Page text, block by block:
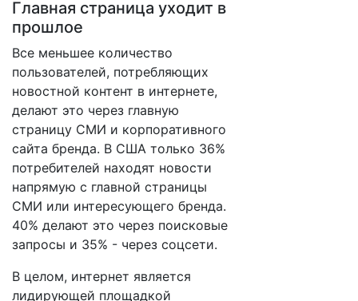
Главная страница уходит в
прошлое
Все меньшее количество
пользователей, потребляющих
новостной контент в интернете,
делают это через главную
страницу СМИ и корпоративного
сайта бренда. В США только 36%
потребителей находят новости
напрямую с главной страницы
СМИ или интересующего бренда.
40% делают это через поисковые
запросы и 35% - через соцсети.
В целом, интернет является
лидирующей площадкой